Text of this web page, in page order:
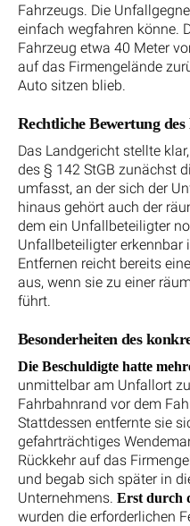
Fahrzeugs. Die
einfach wegfahren könne.
Fahrzeug etwa 40 Meter
auf das Firmengelände
Auto sitzen blieb.
Rechtliche Bewertung
Das Landgericht stellte
des § 142 StGB zunächst
umfasst, an der sich der
hinaus gehört auch der
dem ein Unfallbeteiligter
Unfallbeteiligter erkennbar
Entfernen reicht bereits
aus, wenn sie zu einer
führt.
Besonderheiten des
Die Beschuldigte hatte
unmittelbar am Unfallort
Fahrbahnrand vor dem
Stattdessen entfernte sie
gefahrträchtiges
Rückkehr auf das
und begab sich später in
Unternehmens. Erst durch
wurden die erforderlichen